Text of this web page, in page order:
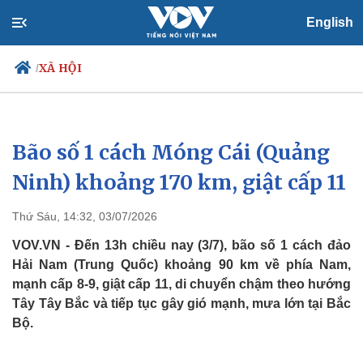
English
/XÃ HỘI
Chính trị
Đảng
Tổ chức nhân sự
Nhận diện sự thật
Xã hội
Tin 24h
Dự báo thời tiết
Việc làm
Biển đảo
Bão số 1 cách Móng Cái (Quảng
Ninh) khoảng 170 km, giật cấp 11
Thứ Sáu, 14:32, 03/07/2026
VOV.VN - Đến 13h chiều nay (3/7), bão số 1 cách đảo
Hải Nam (Trung Quốc) khoảng 90 km về phía Nam,
mạnh cấp 8-9, giật cấp 11, di chuyển chậm theo hướng
Tây Tây Bắc và tiếp tục gây gió mạnh, mưa lớn tại Bắc
Bộ.